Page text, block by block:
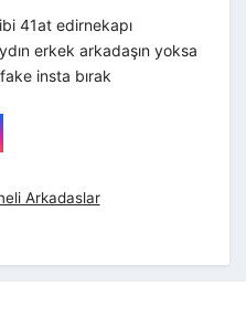
41at edirnekapı
erkek arkadaşın yoksa
insta bırak
Arkadaslar